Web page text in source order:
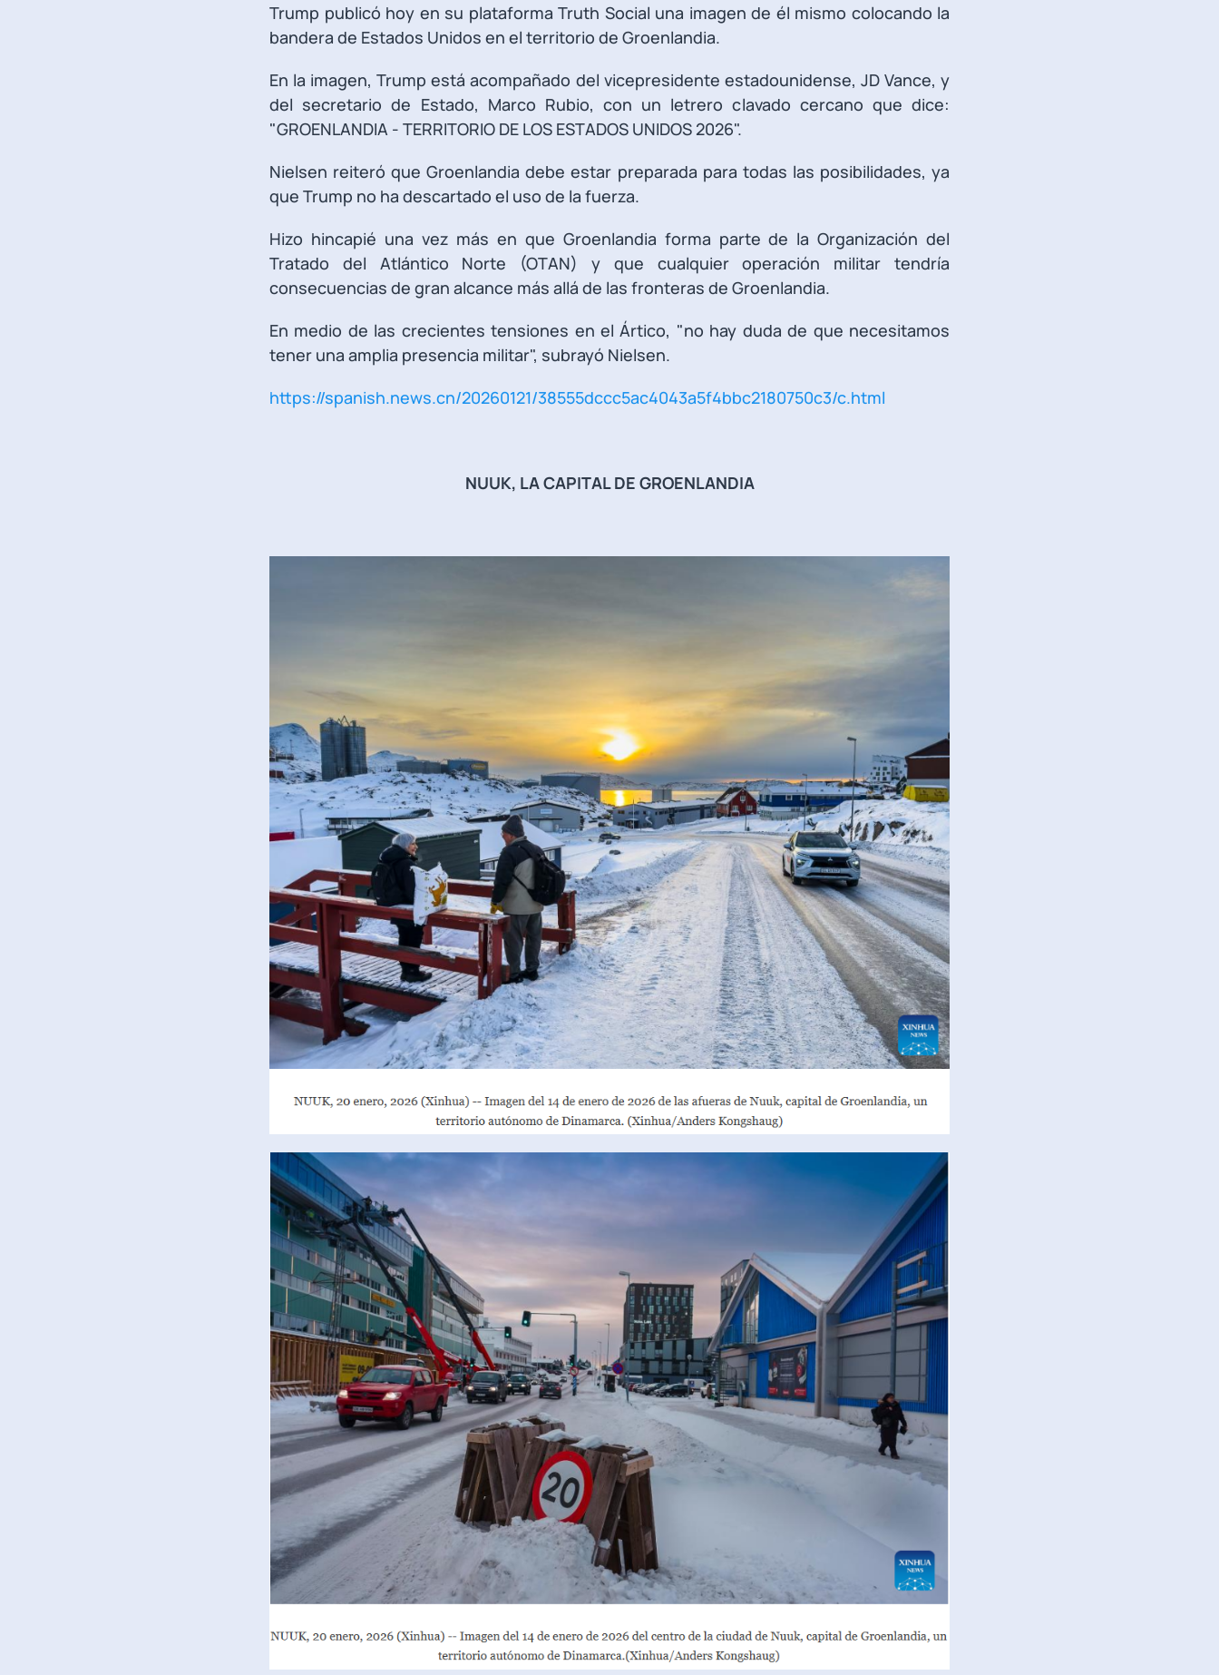
Trump publicó hoy en su plataforma Truth Social una imagen de él mismo colocando la
bandera de Estados Unidos en el territorio de Groenlandia.
En la imagen, Trump está acompañado del vicepresidente estadounidense, JD Vance, y
del secretario de Estado, Marco Rubio, con un letrero clavado cercano que dice:
"GROENLANDIA - TERRITORIO DE LOS ESTADOS UNIDOS 2026".
Nielsen reiteró que Groenlandia debe estar preparada para todas las posibilidades, ya
que Trump no ha descartado el uso de la fuerza.
Hizo hincapié una vez más en que Groenlandia forma parte de la Organización del
Tratado del Atlántico Norte (OTAN) y que cualquier operación militar tendría
consecuencias de gran alcance más allá de las fronteras de Groenlandia.
En medio de las crecientes tensiones en el Ártico, "no hay duda de que necesitamos
tener una amplia presencia militar", subrayó Nielsen.
https://spanish.news.cn/20260121/38555dccc5ac4043a5f4bbc2180750c3/c.html
NUUK, LA CAPITAL DE GROENLANDIA